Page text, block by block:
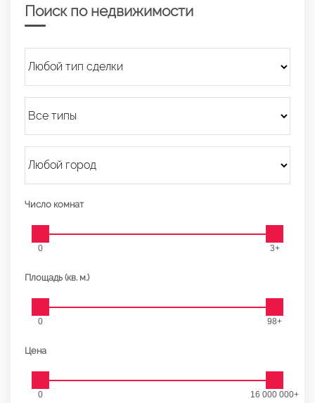
Поиск по недвижимости
Число комнат
0 3+
Площадь (кв. м.)
0 98+
Цена
0 16 000 000+